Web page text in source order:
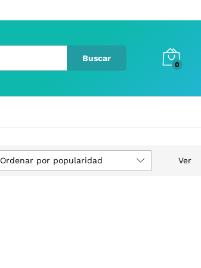
Buscar
0
Ver
Ordenar por popularidad